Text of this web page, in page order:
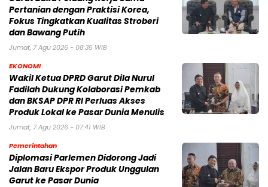
Pertanian dengan Praktisi Korea,
Fokus Tingkatkan Kualitas Stroberi
dan Bawang Putih
Jumat, 7 Agu 2026 - 08:35 WIB
EKONOMI
Wakil Ketua DPRD Garut Dila Nurul
Fadilah Dukung Kolaborasi Pemkab
dan BKSAP DPR RI Perluas Akses
Produk Lokal ke Pasar Dunia Menulis
Jumat, 7 Agu 2026 - 07:41 WIB
Pemerintahan
Diplomasi Parlemen Didorong Jadi
Jalan Baru Ekspor Produk Unggulan
Garut ke Pasar Dunia